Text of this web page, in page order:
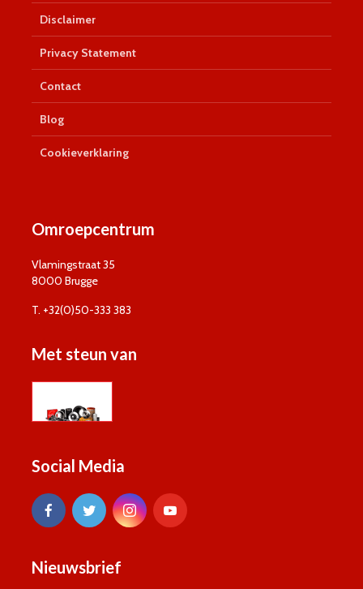
Disclaimer
Privacy Statement
Contact
Blog
Cookieverklaring
Omroepcentrum
Vlamingstraat 35
8000 Brugge
T. +32(0)50-333 383
Met steun van
Social Media
Nieuwsbrief